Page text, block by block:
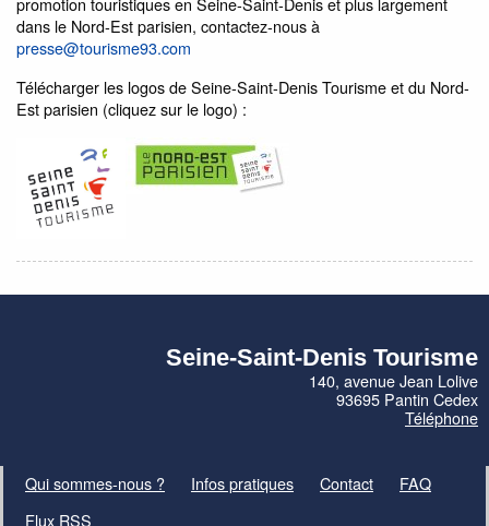
dans le Nord-Est parisien, contactez-nous à
presse@tourisme93.com
Télécharger les logos de Seine-Saint-Denis Tourisme et du Nord-
Est parisien (cliquez sur le logo) :
Seine-Saint-Denis Tourisme
140, avenue Jean Lolive
93695 Pantin Cedex
Téléphone
Qui sommes-nous ? Infos pratiques Contact
FAQ
Flux RSS